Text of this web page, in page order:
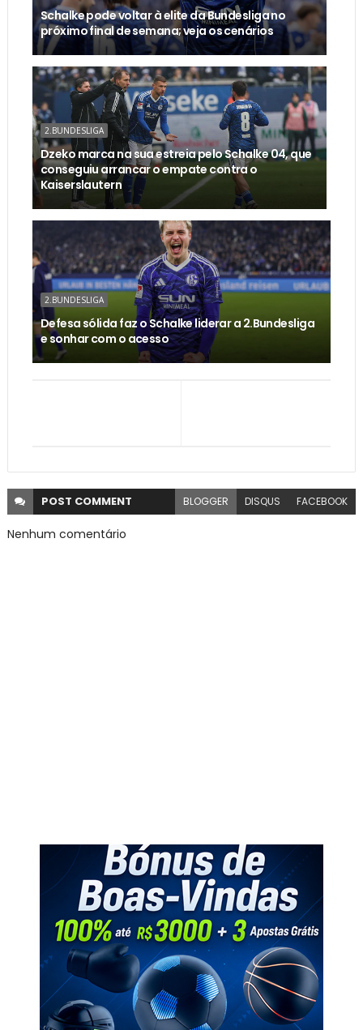
Schalke pode voltar à elite da Bundesliga no
próximo final de semana; veja os cenários
2.BUNDESLIGA
Dzeko marca na sua estreia pelo Schalke 04, que
conseguiu arrancar o empate contra o
Kaiserslautern
2.BUNDESLIGA
Defesa sólida faz o Schalke liderar a 2.Bundesliga
e sonhar com o acesso
POST COMMENT BLOGGER DISQUS FACEBOOK
Nenhum comentário